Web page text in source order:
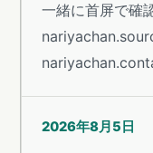
一緒に首屏で確
2026年8月5日